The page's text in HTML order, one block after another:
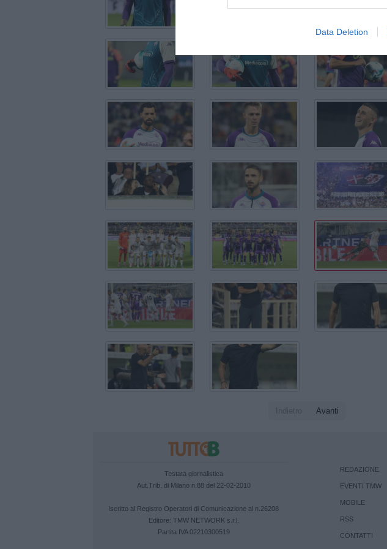
Data Deletion
Avanti
Testata giornalistica
Aut.Trib. di Milano n.88 del 22-02-2010
Iscritto al Registro Operatori di Comunicazione al n.26208
Editore: TMW NETWORK s.r.l.
Partita IVA 02210300519
REDAZIONE
EVENTI TMW
MOBILE
RSS
CONTATTI